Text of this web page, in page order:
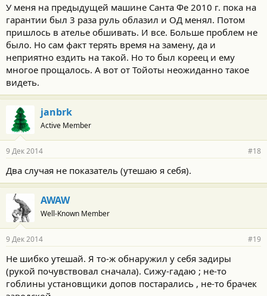
У меня на предыдущей машине Санта Фе 2010 г. пока на
гарантии был 3 раза руль облазил и ОД менял. Потом
пришлось в ателье обшивать. И все. Больше проблем не
было. Но сам факт терять время на замену, да и
неприятно ездить на такой. Но то был кореец и ему
многое прощалось. А вот от Тойоты неожиданно такое
видеть.
janbrk
Active Member
9 Дек 2014 #18
Два случая не показатель (утешаю я себя).
AWAW
Well-Known Member
9 Дек 2014 #19
Не шибко утешай. Я то-ж обнаружил у себя задиры
(рукой почувствовал сначала). Сижу-гадаю ; не-то
гоблины установщики допов постарались , не-то брачек